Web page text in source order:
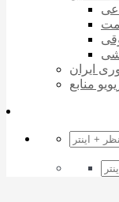
ایران
منابع